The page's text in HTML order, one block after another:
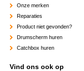
Onze merken
Reparaties
Product niet gevonden?
Drumscherm huren
Catchbox huren
Vind ons ook op